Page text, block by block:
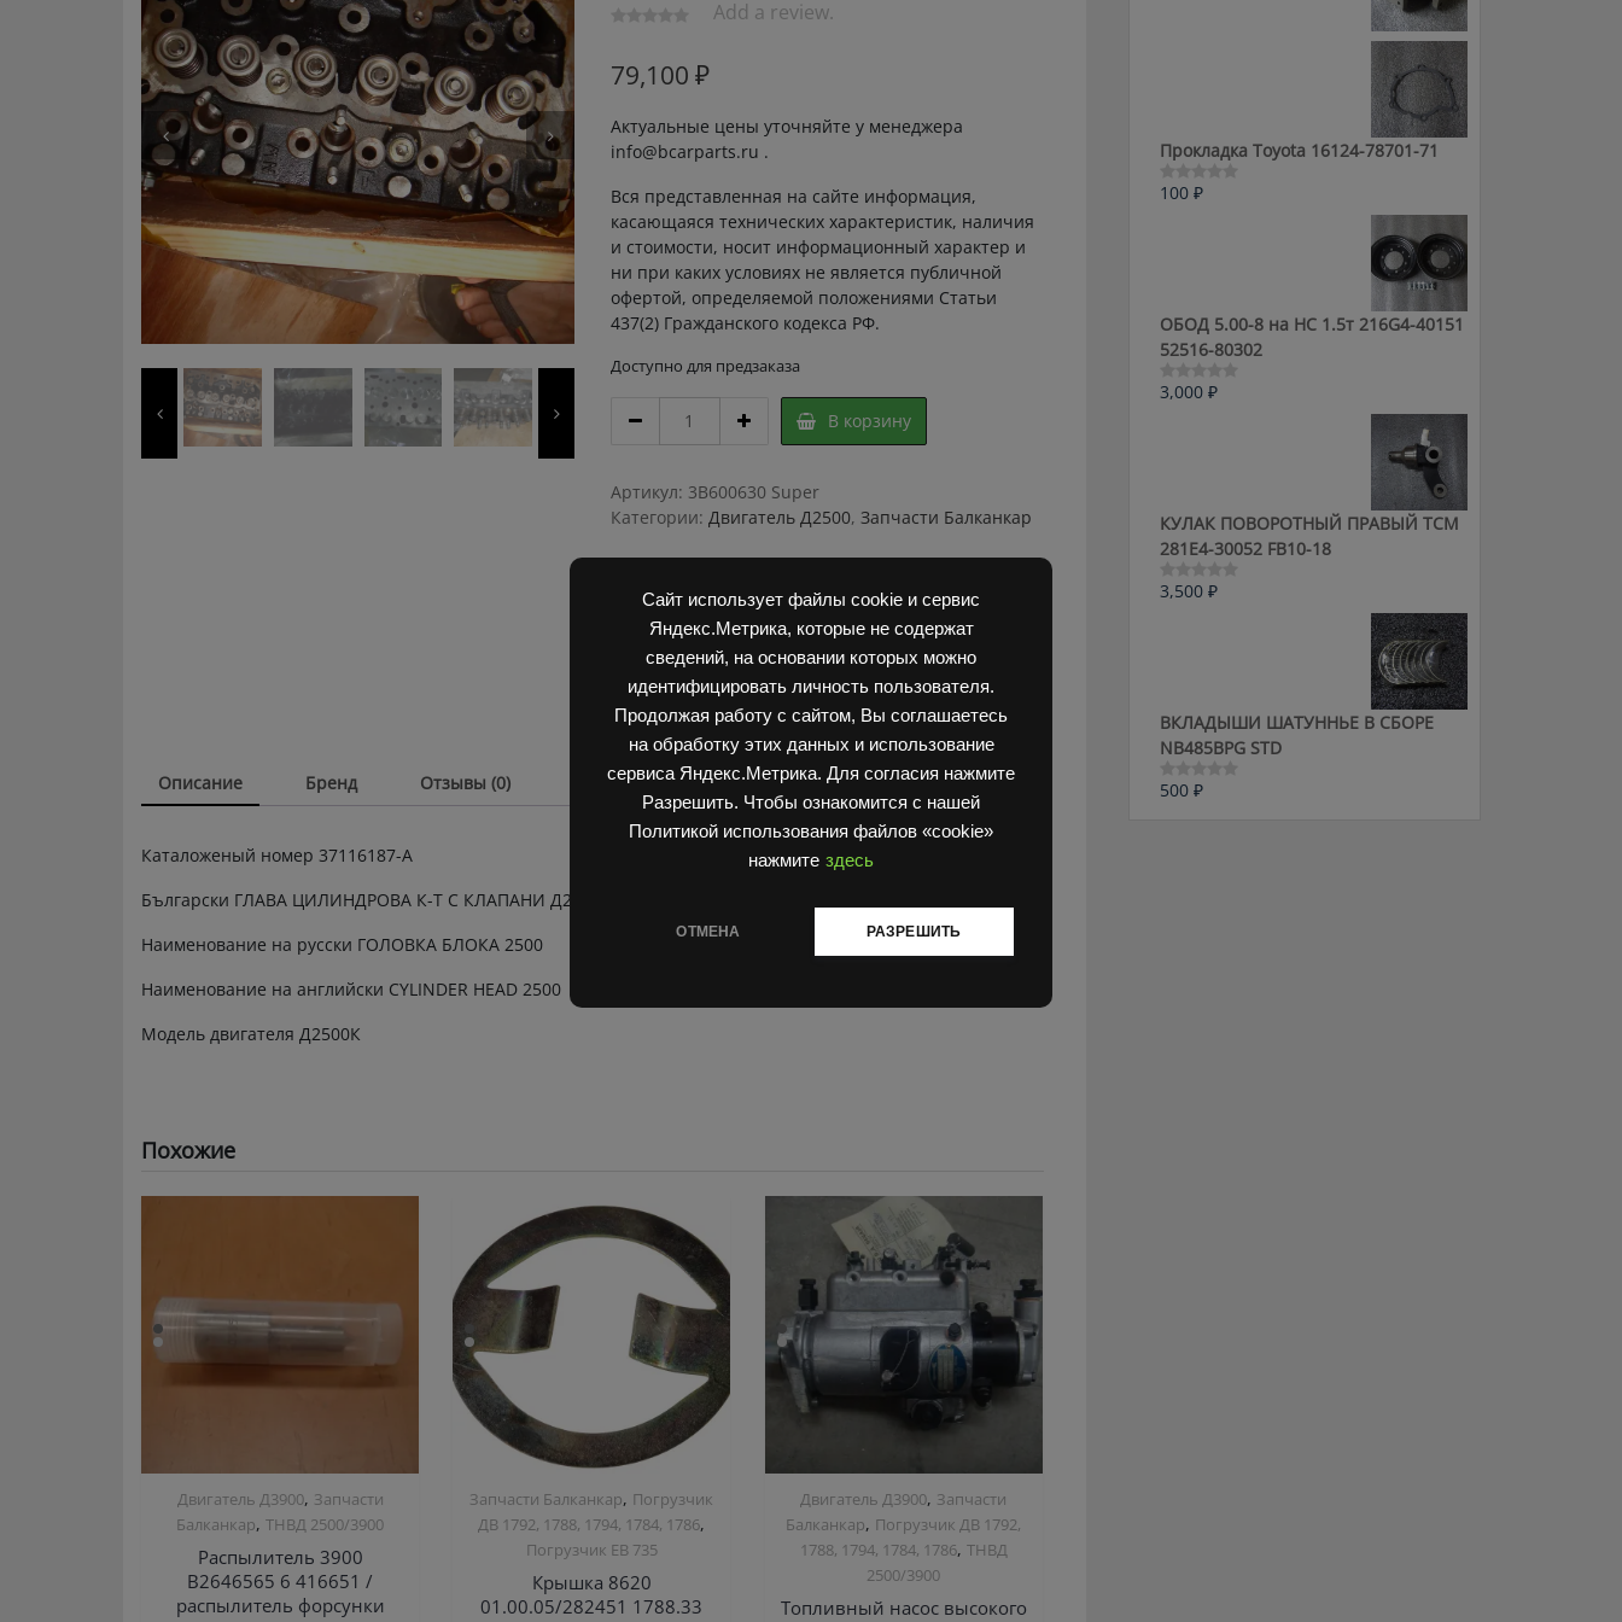
Сайт использует файлы cookie и сервис
Яндекс.Метрика, которые не содержат
сведений, на основании которых можно
идентифицировать личность пользователя.
Продолжая работу с сайтом, Вы соглашаетесь
на обработку этих данных и использование
сервиса Яндекс.Метрика. Для согласия нажмите
Разрешить. Чтобы ознакомится с нашей
Политикой использования файлов «cookie»
нажмите здесь
ОТМЕНА РАЗРЕШИТЬ
Add a review.
79,100 ₽
Актуальные цены уточняйте у менеджера
info@bcarparts.ru .
Вся представленная на сайте информация,
касающаяся технических характеристик, наличия
и стоимости, носит информационный характер и
ни при каких условиях не является публичной
офертой, определяемой положениями Статьи
437(2) Гражданского кодекса РФ.
Доступно для предзаказа
блока
2500
ГБЦ
Д2500
37116187
В корзину
Артикул: 3B600630 Super
Категории: Двигатель Д2500, Запчасти Балканкар
Описание Бренд Отзывы (0)
Каталоженый номер 37116187-А
Български ГЛАВА ЦИЛИНДРОВА К-Т С КЛАПАНИ Д2500
Наименование на русски ГОЛОВКА БЛОКА 2500
Наименование на английски CYLINDER HEAD 2500
Модель двигателя Д2500К
Похожие
Двигатель Д3900, Запчасти
Балканкар, ТНВД 2500/3900
Распылитель 3900
B2646565 6 416651 /
распылитель форсунки
Запчасти Балканкар, Погрузчик
ДВ 1792, 1788, 1794, 1784, 1786,
Погрузчик ЕВ 735
Крышка 8620
01.00.05/282451 1788.33
Двигатель Д3900, Запчасти
Балканкар, Погрузчик ДВ 1792,
1788, 1794, 1784, 1786, ТНВД
2500/3900
Топливный насос высокого
Прокладка Toyota 16124-78701-71
Оценка
100 ₽
ОБОД 5.00-8 на HC 1.5т 216G4-40151
52516-80302
Оценка
3,000 ₽
КУЛАК ПОВОРОТНЫЙ ПРАВЫЙ ТСМ
281E4-30052 FB10-18
Оценка
3,500 ₽
ВКЛАДЫШИ ШАТУННЬЕ В СБОРЕ
NB485BPG STD
Оценка
500 ₽